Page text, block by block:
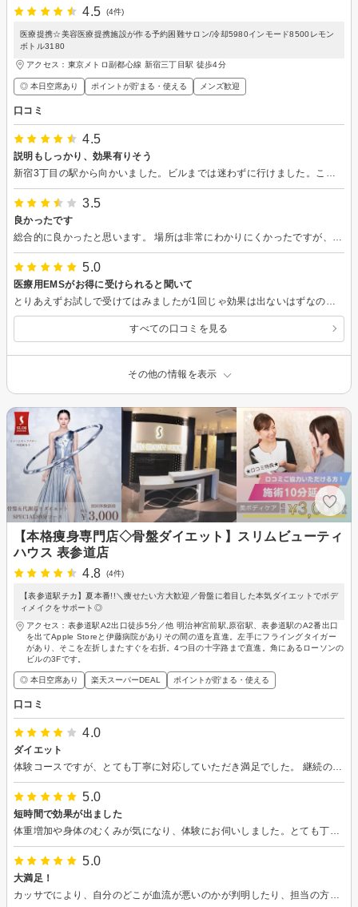
4.5
(4件)
医療提携☆美容医療提携施設が作る予約困難サロン/冷却5980インモード8500レモン
ボトル3180
アクセス：東京メトロ副都心線 新宿三丁目駅 徒歩4分
◎ 本日空席あり ポイントが貯まる・使える メンズ歓迎
口コミ
4.5
説明もしっかり、効果有りそう
3.5
良かったです
5.0
医療用EMSがお得に受けられると聞いて
すべての口コミを見る
その他の情報を表示
【本格痩身専門店◇骨盤ダイエット】スリムビューティ
ハウス 表参道店
4.8
(4件)
【表参道駅チカ】夏本番!!＼痩せたい方大歓迎／骨盤に着目した本気ダイエットでボデ
ィメイクをサポート◎
アクセス：表参道駅A2出口徒歩5分／他 明治神宮前駅,原宿駅、表参道駅のA2番出口
を出てApple Storeと伊藤病院がありその間の道を直進。左手にフライングタイガー
があり、そこを左折しまたすぐを右折。4つ目の十字路まで直進。角にあるローソンの
ビルの3Fです。
◎ 本日空席あり 楽天スーパーDEAL ポイントが貯まる・使える
口コミ
4.0
ダイエット
体験コースですが、とても丁寧に対応していただき満足でした。 継続のコースが希望のものが無かったので契約には至りませんでしたが、集中してやるときにはとても良いものだと思いました。
5.0
短時間で効果が出ました
5.0
大満足！